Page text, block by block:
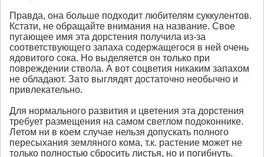
Правда, она больше подходит любителям суккулентов.
Кстати, не обращайте внимания на название. Свое
пугающее имя эта дорстения получила из-за
соответствующего запаха содержащегося в ней очень
ядовитого сока. Но выделяется он только при
повреждении ствола. А вот соцветия никаким запахом
не обладают. Зато выглядят достаточно необычно и
привлекательно.
Для нормального развития и цветения эта дорстения
требует размещения на самом светлом подоконнике.
Летом ни в коем случае нельзя допускать полного
пересыхания земляного кома, т.к. растение может не
только полностью сбросить листья, но и погибнуть.